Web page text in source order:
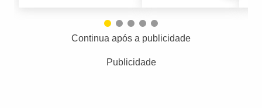
Continua após a publicidade
Publicidade